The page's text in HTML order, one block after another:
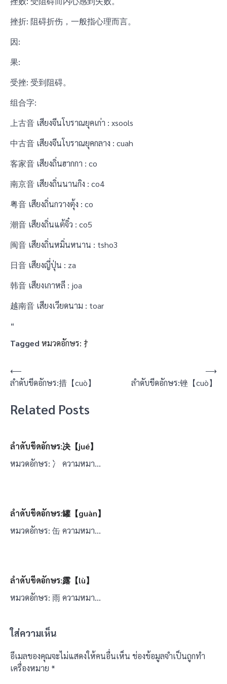
挫折: 阻碍折伤，一般指心理而言。
因:
果:
受挫: 受到阻碍。
组合字:
上古音 เสียงจีนโบราณยุคเก่า : xsools
中古音 เสียงจีนโบราณยุคกลาง : cuah
客家音 เสียงถิ่นฮากกา : co
南京音 เสียงถิ่นนานกิง : co4
粤音 เสียงถิ่นกวางตุ้ง : co
潮音 เสียงถิ่นแต้จิ๋ว : co5
闽音 เสียงถิ่นหมิ่นหนาน : tsho3
日音 เสียงญี่ปุ่น : za
韩音 เสียงเกาหลี : joa
越南音 เสียงเวียดนาม : toar
“
Tagged หมวดอักษร: 扌
แนะแนว
เรื่อง
⟵
ลำดับขีดอักษร:措【cuò】
ลำดับขีดอักษร:锉【cuò】
⟶
Related Posts
ลำดับขีดอักษร:决【jué】
หมวดอักษร: 冫 ความหมา…
ลำดับขีดอักษร:罐【guàn】
หมวดอักษร: 缶 ความหมา…
ลำดับขีดอักษร:露【lù】
หมวดอักษร: 雨 ความหมา…
ใส่ความเห็น
อีเมลของคุณจะไม่แสดงให้คนอื่นเห็น ช่องข้อมูลจำเป็นถูกทำ
เครื่องหมาย *